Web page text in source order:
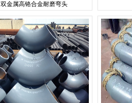
双金属高铬合金耐磨弯头